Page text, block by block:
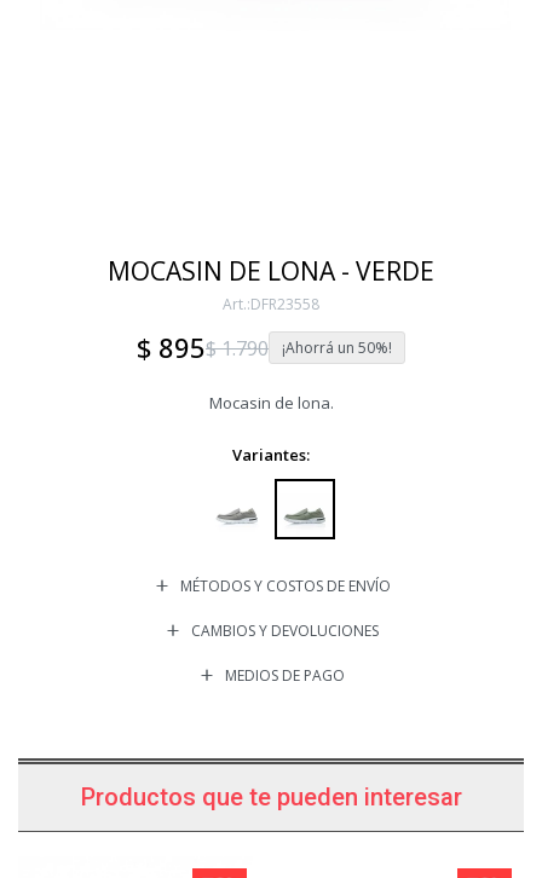
MOCASIN DE LONA - VERDE
DFR23558
$ 895$1.790 50
Mocasin de lona.
Variantes:
MÉTODOS Y COSTOS DE ENVÍO
CAMBIOS Y DEVOLUCIONES
MEDIOS DE PAGO
Productos que te pueden interesar